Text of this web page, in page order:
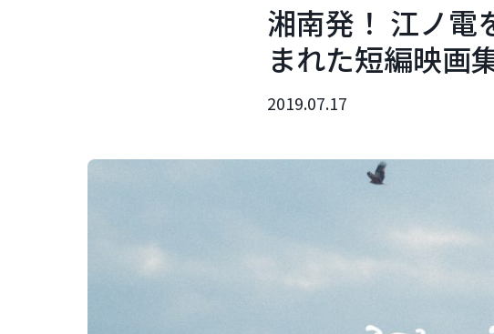
湘南発！ 江ノ電
まれた短編映画
2019.07.17